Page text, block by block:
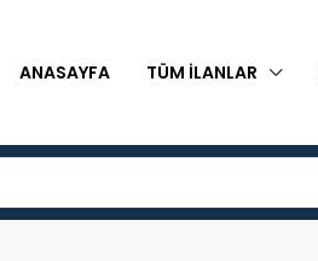
ANASAYFA TÜM İLANLAR